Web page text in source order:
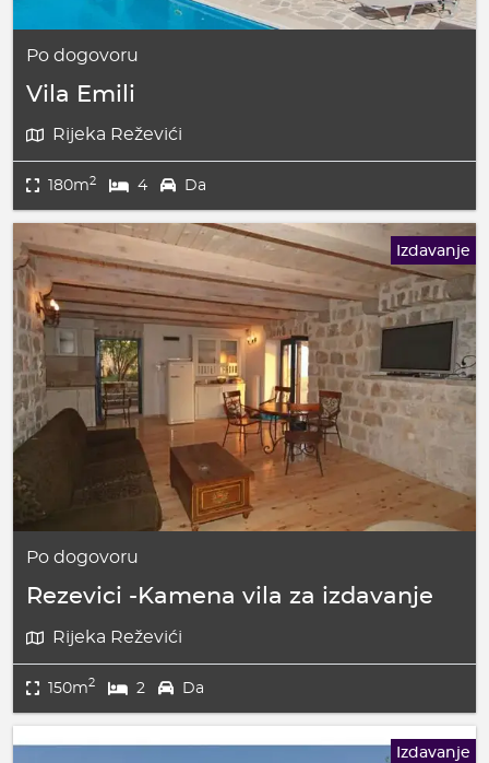
Po dogovoru
Vila Emili
Rijeka Reževići
180m2 4 Da
Izdavanje
Po dogovoru
Rezevici -Kamena vila za izdavanje
Rijeka Reževići
150m2 2 Da
Izdavanje